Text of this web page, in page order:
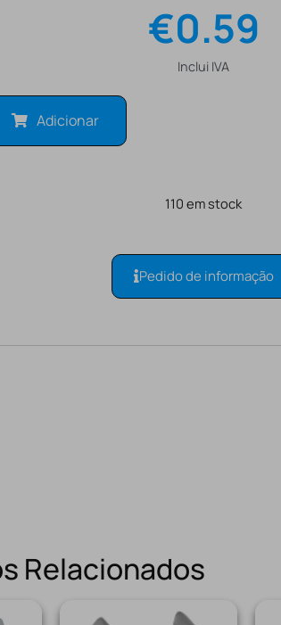
€0.59
Inclui IVA
Adicionar
110 em stock
Pedido de informação
Relacionados